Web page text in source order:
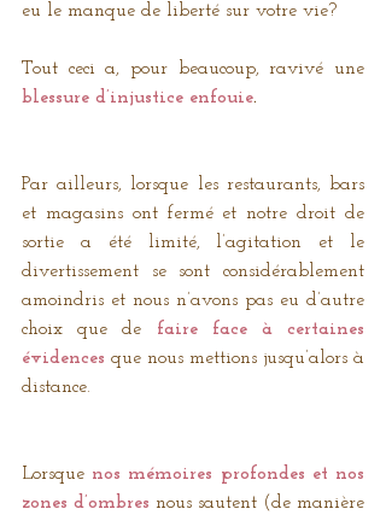
eu le manque de liberté sur votre vie?
blessure d’injustice enfouie.
Par ailleurs, lorsque les restaurants, bars
et magasins ont fermé et notre droit de
sortie a été limité, l’agitation et le
divertissement se sont considérablement
amoindris et nous n’avons pas eu d’autre
choix que de faire face à certaines
évidences que nous mettions jusqu’alors à
distance.
Lorsque nos mémoires profondes et nos
zones d’ombres nous sautent (de manière